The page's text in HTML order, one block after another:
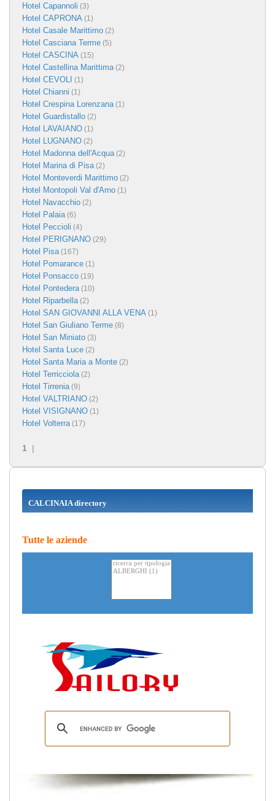
Hotel Capannoli (3)
Hotel CAPRONA (1)
Hotel Casale Marittimo (2)
Hotel Casciana Terme (5)
Hotel CASCINA (15)
Hotel Castellina Marittima(2)
Hotel CEVOLI (1)
Hotel Chianni (1)
Hotel Crespina Lorenzana(1)
Hotel Guardistallo (2)
Hotel LAVAIANO (1)
Hotel LUGNANO (2)
Hotel Madonna dell'Acqua(2)
Hotel Marina di Pisa(2)
Hotel Monteverdi Marittimo (2)
Hotel Montopoli Val d'Arno (1)
Hotel Navacchio (2)
Hotel Palaia(6)
Hotel Peccioli (4)
Hotel PERIGNANO (29)
Hotel Pisa(167)
Hotel Pomarance (1)
Hotel Ponsacco (19)
Hotel Pontedera(10)
Hotel Riparbella(2)
Hotel SAN GIOVANNI ALLA VENA (1)
Hotel San Giuliano Terme (8)
Hotel San Miniato (3)
Hotel Santa Luce (2)
Hotel Santa Maria a Monte (2)
Hotel Terricciola(2)
Hotel Tirrenia(9)
Hotel VALTRIANO (2)
Hotel VISIGNANO (1)
Hotel Volterra(17)
1 |
CALCINAIA directory
Tutte le aziende